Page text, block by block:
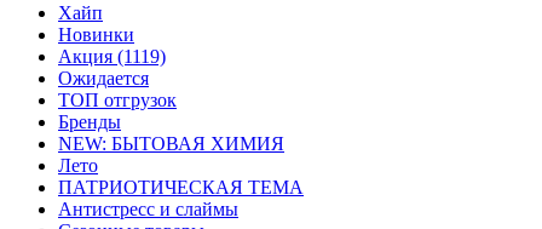
Хайп
Новинки
Акция (1119)
Ожидается
ТОП отгрузок
Бренды
NEW: БЫТОВАЯ ХИМИЯ
Лето
ПАТРИОТИЧЕСКАЯ ТЕМА
Антистресс и слаймы